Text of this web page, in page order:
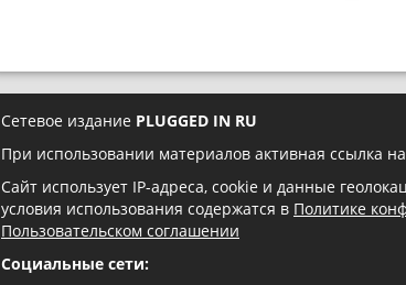
Сетевое издание PLUGGED IN RU
При использовании материалов активная ссылка на
Сайт использует IP-адреса, cookie и данные
условия использования содержатся в Политике
Пользовательском соглашении
Социальные сети: